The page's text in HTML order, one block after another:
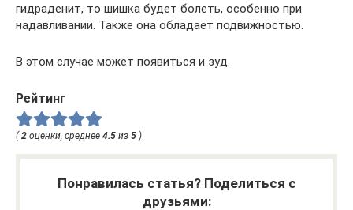
гидраденит, то шишка будет болеть, особенно при
надавливании. Также она обладает подвижностью.
В этом случае может появиться и зуд.
Рейтинг
(2 оценки, среднее 4.5 из 5 )
Понравилась статья? Поделиться с
друзьями: